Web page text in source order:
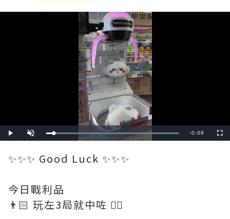
Play Unmute Loaded:
100.00%
Remaining
-0:08
✨✨✨ Good Luck ✨✨✨
今日戰利品
👨🏻 玩左3局就中咗 ✌🏻